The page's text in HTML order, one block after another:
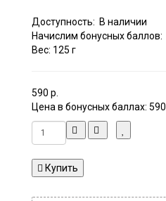
Доступность: В наличии
Начислим бонусных баллов:
Вес: 125 г
590 р.
Цена в бонусных баллах: 590
Купить